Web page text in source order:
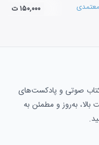
۱۵۰,۰۰۰ ت
صوتی و پادکست‌های
به‌روز و مطمئن به